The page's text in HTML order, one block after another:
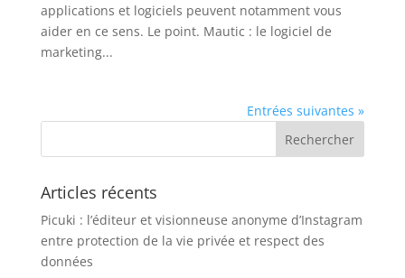
applications et logiciels peuvent notamment vous
aider en ce sens. Le point. Mautic : le logiciel de
marketing...
Entrées suivantes »
Articles récents
Picuki : l’éditeur et visionneuse anonyme d’Instagram
entre protection de la vie privée et respect des
données